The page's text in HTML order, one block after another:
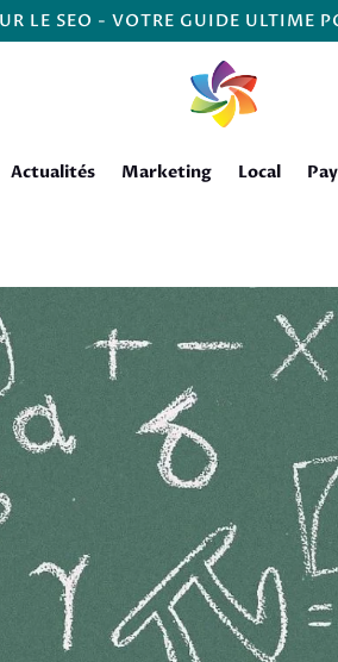
LE SEO - VOTRE GUIDE ULTIME
Actualités Marketing Local